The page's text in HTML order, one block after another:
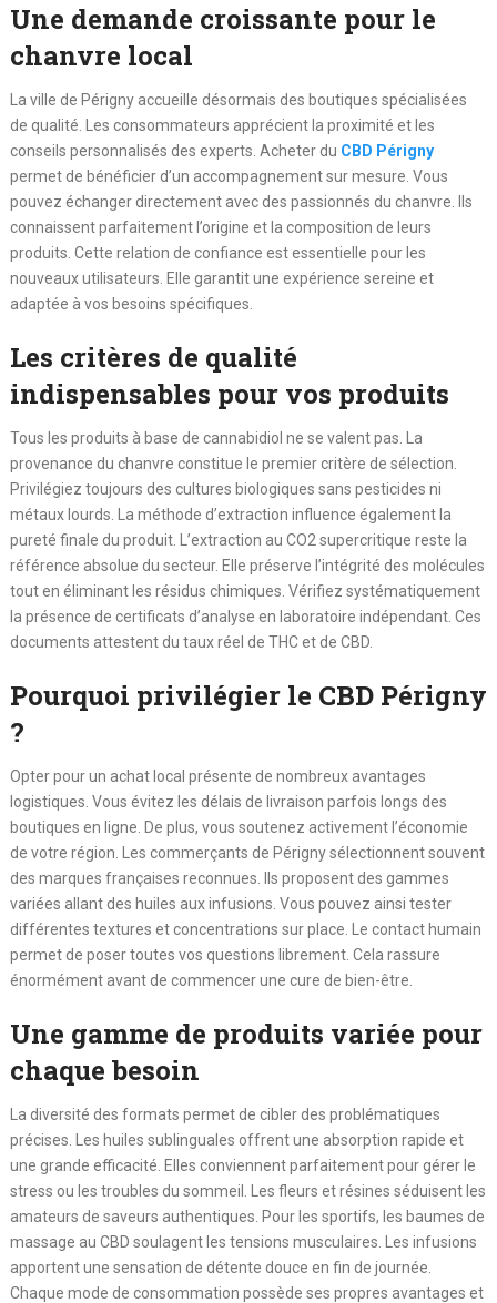
Une demande croissante pour le
chanvre local
La ville de Périgny accueille désormais des boutiques spécialisées
de qualité. Les consommateurs apprécient la proximité et les
conseils personnalisés des experts. Acheter du CBD Périgny
permet de bénéficier d’un accompagnement sur mesure. Vous
pouvez échanger directement avec des passionnés du chanvre. Ils
connaissent parfaitement l’origine et la composition de leurs
produits. Cette relation de confiance est essentielle pour les
nouveaux utilisateurs. Elle garantit une expérience sereine et
adaptée à vos besoins spécifiques.
Les critères de qualité
indispensables pour vos produits
Tous les produits à base de cannabidiol ne se valent pas. La
provenance du chanvre constitue le premier critère de sélection.
Privilégiez toujours des cultures biologiques sans pesticides ni
métaux lourds. La méthode d’extraction influence également la
pureté finale du produit. L’extraction au CO2 supercritique reste la
référence absolue du secteur. Elle préserve l’intégrité des molécules
tout en éliminant les résidus chimiques. Vérifiez systématiquement
la présence de certificats d’analyse en laboratoire indépendant. Ces
documents attestent du taux réel de THC et de CBD.
Pourquoi privilégier le CBD Périgny
?
Opter pour un achat local présente de nombreux avantages
logistiques. Vous évitez les délais de livraison parfois longs des
boutiques en ligne. De plus, vous soutenez activement l’économie
de votre région. Les commerçants de Périgny sélectionnent souvent
des marques françaises reconnues. Ils proposent des gammes
variées allant des huiles aux infusions. Vous pouvez ainsi tester
différentes textures et concentrations sur place. Le contact humain
permet de poser toutes vos questions librement. Cela rassure
énormément avant de commencer une cure de bien-être.
Une gamme de produits variée pour
chaque besoin
La diversité des formats permet de cibler des problématiques
précises. Les huiles sublinguales offrent une absorption rapide et
une grande efficacité. Elles conviennent parfaitement pour gérer le
stress ou les troubles du sommeil. Les fleurs et résines séduisent les
amateurs de saveurs authentiques. Pour les sportifs, les baumes de
massage au CBD soulagent les tensions musculaires. Les infusions
apportent une sensation de détente douce en fin de journée.
Chaque mode de consommation possède ses propres avantages et